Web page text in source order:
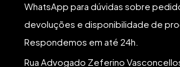
WhatsApp para dúvidas sobre
devoluções e disponibilidade de
Respondemos em até 24h.
Rua Advogado Zeferino